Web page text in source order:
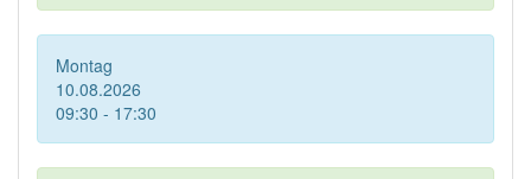
Montag
10.08.2026
09:30 - 17:30